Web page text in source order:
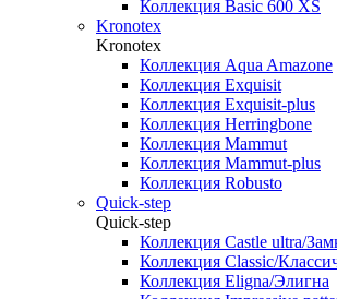
Коллекция Basic 600 ХS
Kronotex
Kronotex
Коллекция Aqua Amazone
Коллекция Exquisit
Коллекция Exquisit-plus
Коллекция Herringbone
Коллекция Mammut
Коллекция Mammut-plus
Коллекция Robusto
Quick-step
Quick-step
Коллекция Castle ultra/
Коллекция Classic/
Коллекция Eligna/Элигна